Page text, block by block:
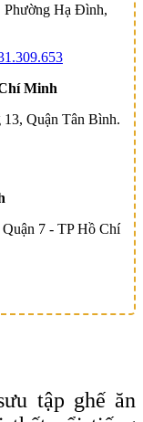
Phường Hạ Đình,
Minh
13, Quận Tân Bình.
7 - TP Hồ Chí
tập ghế ăn